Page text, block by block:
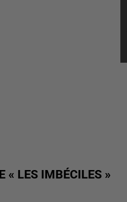
« LES IMBÉCILES »